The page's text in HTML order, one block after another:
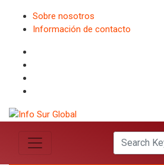
Sobre nosotros
Información de contacto